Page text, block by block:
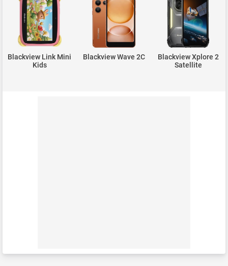
Blackview Link Mini
Kids
Blackview Wave 2C
Blackview Xplore 2
Satellite